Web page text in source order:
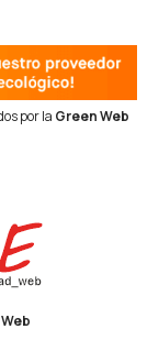
por la Green Web